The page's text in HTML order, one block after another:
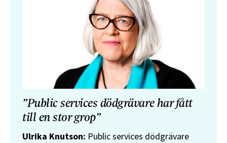
”Public services dödgrävare har fått
till en stor grop”
Ulrika Knutson: Public services dödgrävare